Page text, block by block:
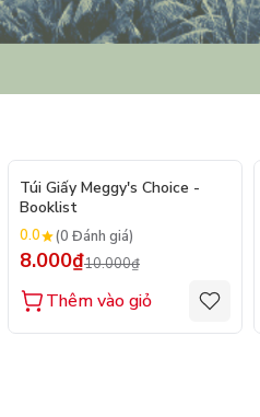
Túi Giấy Meggy's Choice -
Booklist
0.0 (0 Đánh giá)
8.000₫10.000₫
Thêm vào giỏ